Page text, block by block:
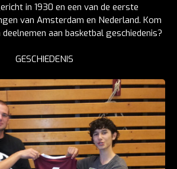
in 1930 en een van de eerste
van Amsterdam en Nederland. Kom
aan basketbal geschiedenis?
GESCHIEDENIS